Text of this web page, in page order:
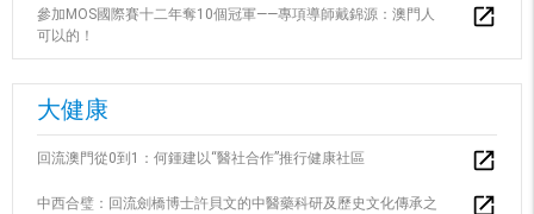
參加MOS國際賽十二年奪10個冠軍——專項導師戴錦源：澳門人
可以的！
大健康
回流澳門從0到1：何鍾建以“醫社合作”推行健康社區
中西合璧：回流劍橋博士許貝文的中醫藥科研及歷史文化傳承之